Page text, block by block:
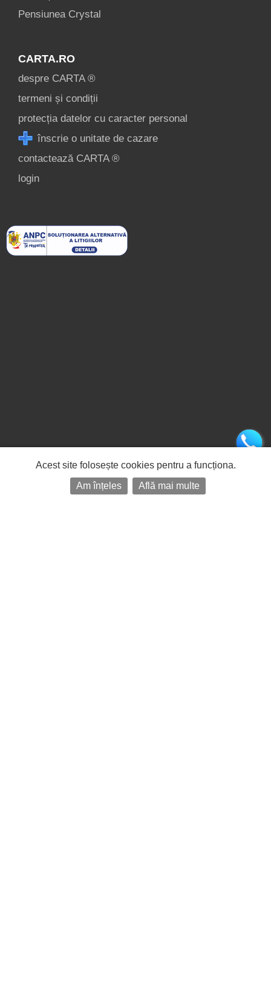
Pensiunea Crystal
CARTA.RO
despre CARTA ®
termeni și condiții
protecția datelor cu caracter personal
înscrie o unitate de cazare
contactează CARTA ®
login
Acest site folosește cookies pentru a funcționa.
Am înțeles
Află mai multe